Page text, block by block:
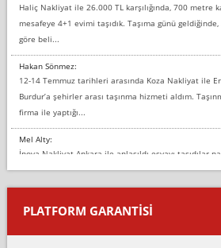
Haliç Nakliyat ile 26.000 TL karşılığında, 700 metre
mesafeye 4+1 evimi taşıdık. Taşıma günü geldiğinde,
göre beli...
Hakan Sönmez:
12-14 Temmuz tarihleri arasında Koza Nakliyat ile
Burdur’a şehirler arası taşınma hizmeti aldım.
firma ile yaptığı...
Mel Alty:
İnova Nakliyat Ankara ile anlaşıldı eşyayı taşıdılar
Salon duvarına bir baktım birisi boydan alüminyum
yapıştırm...
Murat:
PLATFORM GARANTİSİ